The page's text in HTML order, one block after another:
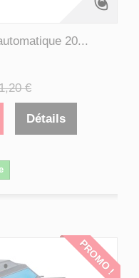
20...
€
Détails
PROMO !